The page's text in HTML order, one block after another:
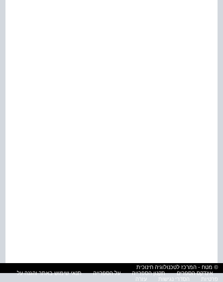
© מטח - המרכז לטכנולוגיה חינוכית
אינדקס הספרים
תקנון הספרייה על הספרייה
תנאי שימוש באתר והגנה על
פרטיות
הסדרי נגישות עזרה